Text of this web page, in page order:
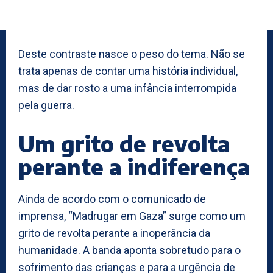
Deste contraste nasce o peso do tema. Não se
trata apenas de contar uma história individual,
mas de dar rosto a uma infância interrompida
pela guerra.
Um grito de revolta
perante a indiferença
Ainda de acordo com o comunicado de
imprensa, “Madrugar em Gaza” surge como um
grito de revolta perante a inoperância da
humanidade. A banda aponta sobretudo para o
sofrimento das crianças e para a urgência de